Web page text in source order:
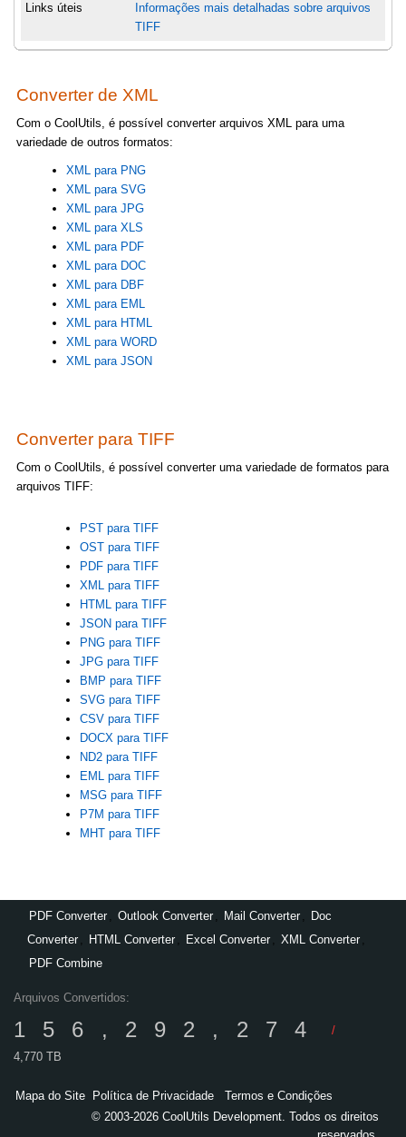
Links úteis
Informações mais detalhadas sobre arquivos
TIFF
Converter de XML
Com o CoolUtils, é possível converter arquivos XML para uma
variedade de outros formatos:
XML para PNG
XML para SVG
XML para JPG
XML para XLS
XML para PDF
XML para DOC
XML para DBF
XML para EML
XML para HTML
XML para WORD
XML para JSON
Converter para TIFF
Com o CoolUtils, é possível converter uma variedade de formatos para
arquivos TIFF:
PST para TIFF
OST para TIFF
PDF para TIFF
XML para TIFF
HTML para TIFF
JSON para TIFF
PNG para TIFF
JPG para TIFF
BMP para TIFF
SVG para TIFF
CSV para TIFF
DOCX para TIFF
ND2 para TIFF
EML para TIFF
MSG para TIFF
P7M para TIFF
MHT para TIFF
PDF Converter Outlook Converter Mail Converter
Doc
Converter
HTML Converter Excel Converter XML Converter
PDF Combine
Arquivos Convertidos:
156,292,274
/
4,770 TB
Mapa do Site Política de Privacidade
Termos e Condições
© 2003-2026 CoolUtils Development. Todos os direitos